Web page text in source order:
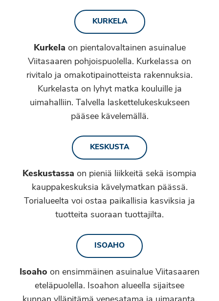
KURKELA
Kurkela on pientalovaltainen asuinalue
Viitasaaren pohjoispuolella. Kurkelassa on
rivitalo ja omakotipainotteista rakennuksia.
Kurkelasta on lyhyt matka kouluille ja
uimahalliin. Talvella laskettelukeskukseen
pääsee kävelemällä.
KESKUSTA
Keskustassa on pieniä liikkeitä sekä isompia
kauppakeskuksia kävelymatkan päässä.
Torialueelta voi ostaa paikallisia kasviksia ja
tuotteita suoraan tuottajilta.
ISOAHO
Isoaho on ensimmäinen asuinalue Viitasaaren
eteläpuolella. Isoahon alueella sijaitsee